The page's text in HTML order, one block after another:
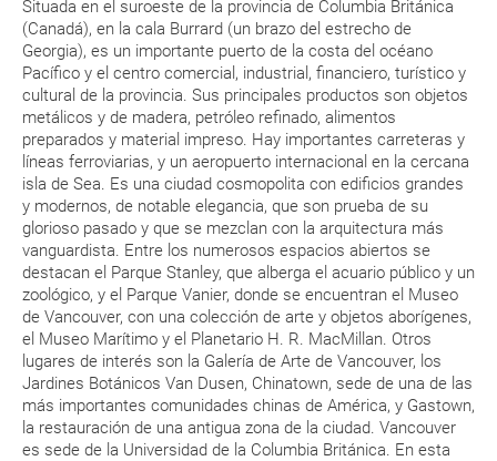
Situada en el suroeste de la provincia de Columbia Británica
(Canadá), en la cala Burrard (un brazo del estrecho de
Georgia), es un importante puerto de la costa del océano
Pacífico y el centro comercial, industrial, financiero, turístico y
cultural de la provincia. Sus principales productos son objetos
metálicos y de madera, petróleo refinado, alimentos
preparados y material impreso. Hay importantes carreteras y
líneas ferroviarias, y un aeropuerto internacional en la cercana
isla de Sea. Es una ciudad cosmopolita con edificios grandes
y modernos, de notable elegancia, que son prueba de su
glorioso pasado y que se mezclan con la arquitectura más
vanguardista. Entre los numerosos espacios abiertos se
destacan el Parque Stanley, que alberga el acuario público y un
zoológico, y el Parque Vanier, donde se encuentran el Museo
de Vancouver, con una colección de arte y objetos aborígenes,
el Museo Marítimo y el Planetario H. R. MacMillan. Otros
lugares de interés son la Galería de Arte de Vancouver, los
Jardines Botánicos Van Dusen, Chinatown, sede de una de las
más importantes comunidades chinas de América, y Gastown,
la restauración de una antigua zona de la ciudad. Vancouver
es sede de la Universidad de la Columbia Británica. En esta